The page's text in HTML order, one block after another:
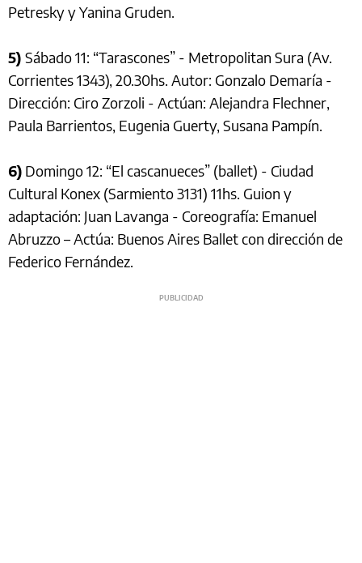
Petresky y Yanina Gruden.
5) Sábado 11: “Tarascones” - Metropolitan Sura (Av.
Corrientes 1343), 20.30hs. Autor: Gonzalo Demaría -
Dirección: Ciro Zorzoli - Actúan: Alejandra Flechner,
Paula Barrientos, Eugenia Guerty, Susana Pampín.
6) Domingo 12: “El cascanueces” (ballet) - Ciudad
Cultural Konex (Sarmiento 3131) 11hs. Guion y
adaptación: Juan Lavanga - Coreografía: Emanuel
Abruzzo – Actúa: Buenos Aires Ballet con dirección de
Federico Fernández.